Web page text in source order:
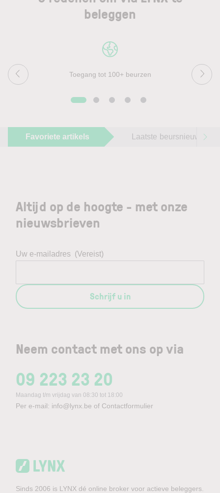
beleggen
Toegang tot 100+ beurzen
Favoriete artikels Laatste beursnieuws
Neem contact met ons op via
09 223 23 20
Maandag t/m vrijdag van 08:30 tot 18:00
Per e-mail: info@lynx.be of Contactformulier
Altijd op de hoogte - met onze
nieuwsbrieven
Uw e-mailadres (Vereist)
Schrijf u in
Sinds 2006 is LYNX dé online broker voor actieve beleggers.